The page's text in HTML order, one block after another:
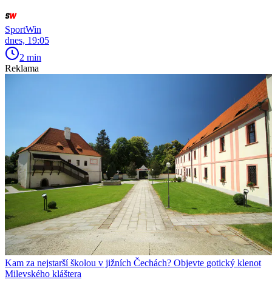
SportWin
dnes, 19:05
2 min
Reklama
Kam za nejstarší školou v jižních Čechách? Objevte gotický klenot
Milevského kláštera